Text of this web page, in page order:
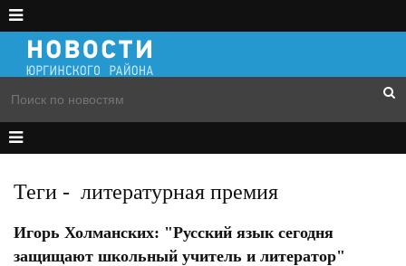
Теги - литературная премия
Игорь Холманских: "Русский язык сегодня
защищают школьный учитель и литератор"